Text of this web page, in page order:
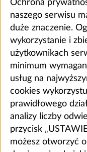
Ochrona
naszego serwisu
duże znaczenie.
wykorzystanie i
użytkownikach
minimum
usług na
cookies
prawidłowego
analizy liczby
przycisk
możesz otworzyć